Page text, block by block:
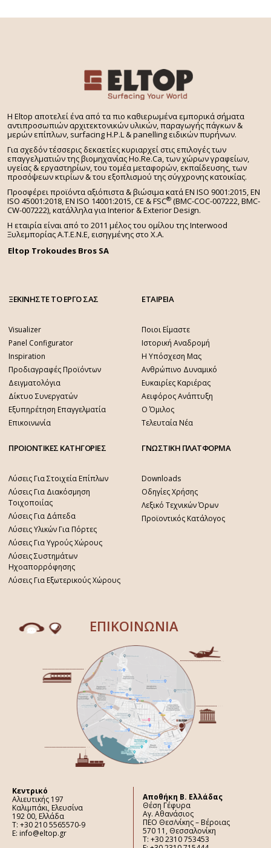
H Eltop αποτελεί ένα από τα πιο καθιερωμένα εμπορικά σήματα
αντιπροσωπιών αρχιτεκτονικών υλικών, παραγωγής πάγκων &
μερών επίπλων, surfacing H.P.L & panelling ειδικών πυρήνων.
Για σχεδόν τέσσερις δεκαετίες κυριαρχεί στις επιλογές των
επαγγελματιών της βιομηχανίας Ho.Re.Ca, των χώρων γραφείων,
υγείας & εργαστηρίων, του τομέα μεταφορών, εκπαίδευσης, των
προσόψεων κτιρίων & του εξοπλισμού της σύγχρονης κατοικίας.
Προσφέρει προϊόντα αξιόπιστα & βιώσιμα κατά EN ISO 9001:2015, EN
ISO 45001:2018, EN ISO 14001:2015,CE & FSC® (BMC-COC-007222, BMC-
CW-007222), κατάλληλα για Interior & Exterior Design.
Η εταιρία είναι από το 2011 μέλος του ομίλου της Interwood
Ξυλεμπορίας Α.Τ.Ε.Ν.Ε, εισηγμένης στο Χ.A.
Eltop Trokoudes Bros SA
ΞΕΚΙΝΗΣΤΕ ΤΟ ΕΡΓΟ ΣΑΣ
Visualizer
Panel Configurator
Inspiration
Προδιαγραφές Προϊόντων
Δειγματολόγια
Δίκτυο Συνεργατών
Εξυπηρέτηση Επαγγελματία
Επικοινωνία
ΕΤΑΙΡΕΙΑ
Ποιοι Είμαστε
Ιστορική Αναδρομή
Η Υπόσχεση Μας
Ανθρώπινο Δυναμικό
Ευκαιρίες Καριέρας
Αειφόρος Ανάπτυξη
Ο Όμιλος
Τελευταία Νέα
ΠΡΟΙΟΝΤΙΚΕΣ ΚΑΤΗΓΟΡΙΕΣ
Λύσεις Για Στοιχεία Επίπλων
Λύσεις Για Διακόσμηση
Τοιχοποιίας
Λύσεις Για Δάπεδα
Λύσεις Υλικών Για Πόρτες
Λύσεις Για Υγρούς Χώρους
Λύσεις Συστημάτων
Ηχοαπορρόφησης
Λύσεις Για Εξωτερικούς Χώρους
ΓΝΩΣΤΙΚΗ ΠΛΑΤΦΟΡΜΑ
Downloads
Οδηγίες Χρήσης
Λεξικό Τεχνικών Όρων
Προϊοντικός Κατάλογος
ΕΠΙΚΟΙΝΩΝΙΑ
Κεντρικό
Αλιευτικής 197
Καλιμπάκι, Ελευσίνα
192 00, Ελλάδα
Τ: +30 210 5565570-9
E: info@eltop.gr
Aποθήκη Β. Ελλάδας
Θέση Γέφυρα
Αγ. Αθανάσιος
ΠΕΟ Θεσ/νίκης – Βέροιας
570 11, Θεσσαλονίκη
Τ: +30 2310 753453